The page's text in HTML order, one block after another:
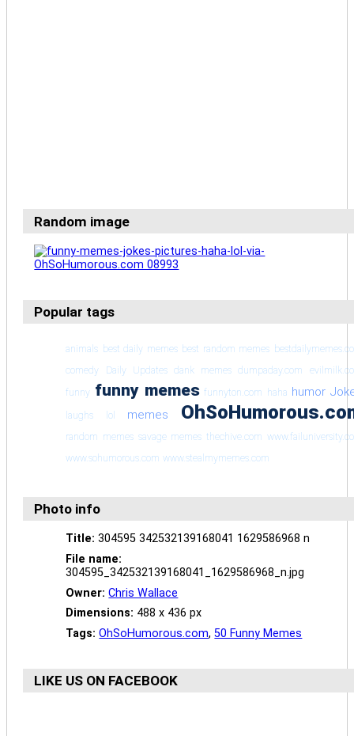
Random image
Popular tags
animals best daily memes best random memes
comedy
Daily Updates dank memes dumpaday.com
funny funny memes funnyton.com haha humor
laughs lol memes
random memes savage memes thechive.com
www.sohumorous.com www.stealmymemes.com
Photo info
Title: 304595 342532139168041 1629586968 n
File name:
304595_342532139168041_1629586968_n.jpg
Owner: Chris Wallace
Dimensions: 488 x 436 px
Tags: OhSoHumorous.com,50 Funny Memes
LIKE US ON FACEBOOK